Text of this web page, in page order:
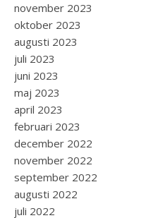
november 2023
oktober 2023
augusti 2023
juli 2023
juni 2023
maj 2023
april 2023
februari 2023
december 2022
november 2022
september 2022
augusti 2022
juli 2022